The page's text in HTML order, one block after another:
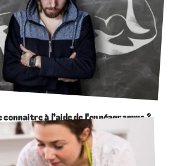
à l’aide de l’ennéagramme ?